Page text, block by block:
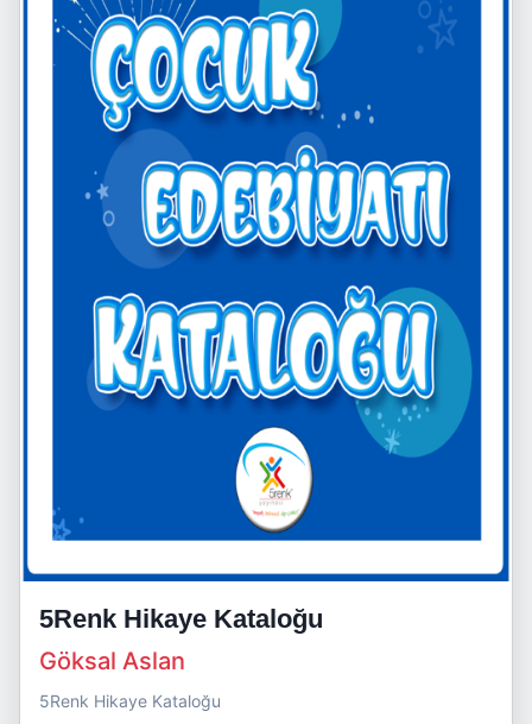
5Renk Hikaye Kataloğu
Göksal Aslan
5Renk Hikaye Kataloğu